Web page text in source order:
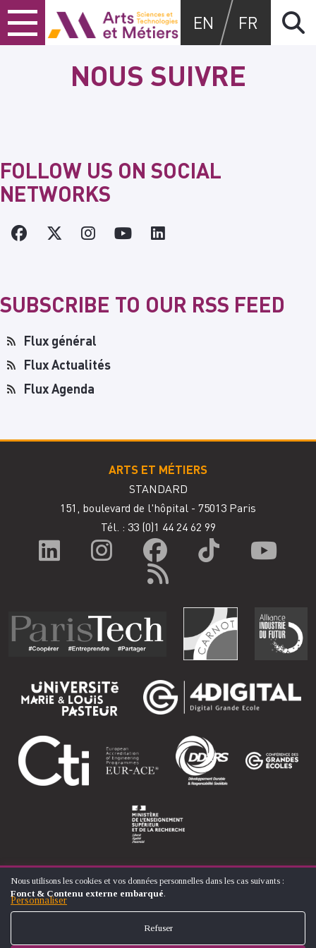
Skip
to
content
Skip
to
main
Skip
to
search
Arts et métiers
EN FR
NOUS SUIVRE
FOLLOW US ON SOCIAL
NETWORKS
SUBSCRIBE TO OUR RSS FEED
Flux général
Flux Actualités
Flux Agenda
ARTS ET MÉTIERS
STANDARD
151, boulevard de l'hôpital - 75013 Paris
Tél. : 33 (0)1 44 24 62 99
© ÉCOLE NATIONALE SUPÉRIEURE D'ARTS ET MÉTIERS
MENTIONS LÉGALES
UTILISATION
DES
DONNÉES
DES
Nous utilisons les cookies et vos données personnelles dans les cas suivants :
Fonct & Contenu externe embarqué.
Personnaliser
Refuser